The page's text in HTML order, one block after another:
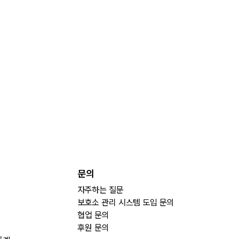
문의
자주하는 질문
보호소 관리 시스템 도입 문의
협업 문의
후원 문의